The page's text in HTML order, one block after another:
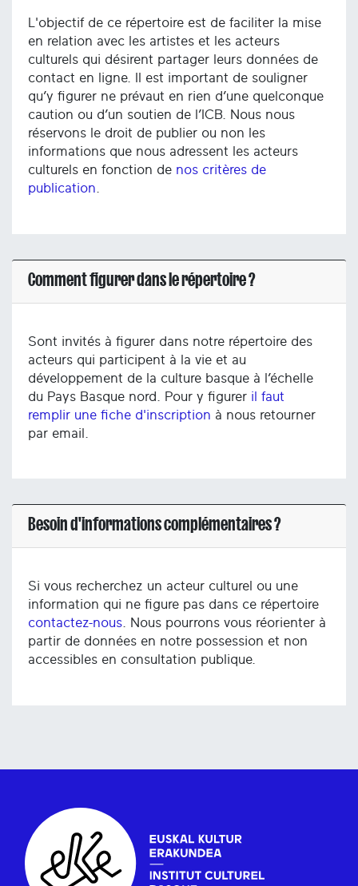
L'objectif de ce répertoire est de faciliter la mise
en relation avec les artistes et les acteurs
culturels qui désirent partager leurs données de
contact en ligne. Il est important de souligner
qu’y figurer ne prévaut en rien d’une quelconque
caution ou d’un soutien de l’ICB. Nous nous
réservons le droit de publier ou non les
informations que nous adressent les acteurs
culturels en fonction de nos critères de
publication
Comment figurer dans le répertoire ?
Sont invités à figurer dans notre répertoire des
acteurs qui participent à la vie et au
développement de la culture basque à l’échelle
du Pays Basque nord. Pour y figurer il faut
remplir une fiche d'inscription à nous retourner
par email.
Besoin d'informations complémentaires ?
Si vous recherchez un acteur culturel ou une
information qui ne figure pas dans ce répertoire
contactez-nous . Nous pourrons vous réorienter à
partir de données en notre possession et non
accessibles en consultation publique.